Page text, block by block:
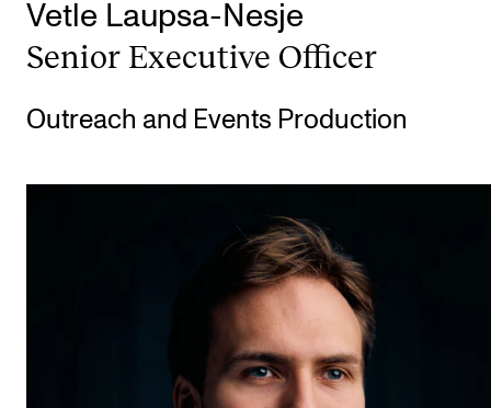
Undergraduate Programmes
Graduate Programmes
Doctoral Studies
Departments and Disciplines
Vetle Laupsa-Nesje
Seni­or Exec­ut­ive Officer
Outreach and Events Production